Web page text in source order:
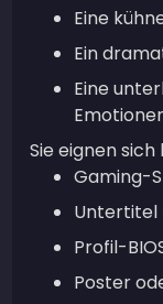
Eine
Ein
Eine
Sie eignen
Gaming-
Untertitel
Profil-
Poster